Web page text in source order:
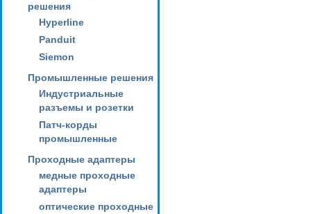
решения
Hyperline
Panduit
Siemon
Промышленные решения
Индустриальные
разъемы и розетки
Патч-корды
промышленные
Проходные адаптеры
медные проходные
адаптеры
оптические проходные